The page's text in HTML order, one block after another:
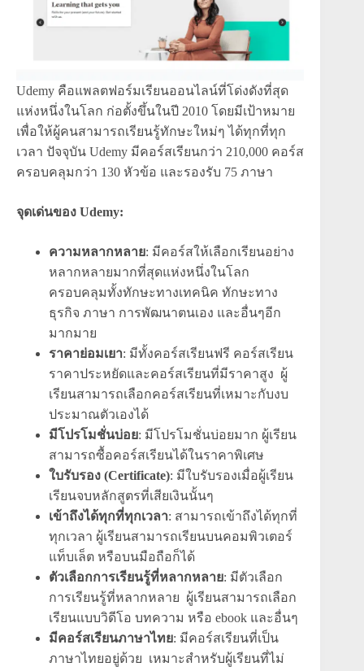
Udemy คือแพลตฟอร์มเรียนออนไลน์ที่โด่งดังที่สุด
แห่งหนึ่งในโลก ก่อตั้งขึ้นในปี 2010 โดยมีเป้าหมาย
เพื่อให้ผู้คนสามารถเรียนรู้ทักษะใหม่ๆ ได้ทุกที่ทุก
เวลา ปัจจุบัน Udemy มีคอร์สเรียนกว่า 210,000 คอร์ส
ครอบคลุมกว่า 130 หัวข้อ และรองรับ 75 ภาษา
จุดเด่นของ Udemy:
ความหลากหลาย: มีคอร์สให้เลือกเรียนอย่าง
หลากหลายมากที่สุดแห่งหนึ่งในโลก
ครอบคลุมทั้งทักษะทางเทคนิค ทักษะทาง
ธุรกิจ ภาษา การพัฒนาตนเอง และอื่นๆอีก
มากมาย
ราคาย่อมเยา: มีทั้งคอร์สเรียนฟรี คอร์สเรียน
ราคาประหยัดและคอร์สเรียนที่มีราคาสูง ผู้
เรียนสามารถเลือกคอร์สเรียนที่เหมาะกับงบ
ประมาณตัวเองได้
มีโปรโมชั่นบ่อย: มีโปรโมชั่นบ่อยมาก ผู้เรียน
สามารถซื้อคอร์สเรียนได้ในราคาพิเศษ
ใบรับรอง (Certificate): มีใบรับรองเมื่อผู้เรียน
เรียนจบหลักสูตรที่เสียเงินนั้นๆ
เข้าถึงได้ทุกที่ทุกเวลา: สามารถเข้าถึงได้ทุกที่
ทุกเวลา ผู้เรียนสามารถเรียนบนคอมพิวเตอร์
แท็บเล็ต หรือบนมือถือก็ได้
ตัวเลือกการเรียนรู้ที่หลากหลาย: มีตัวเลือก
การเรียนรู้ที่หลากหลาย ผู้เรียนสามารถเลือก
เรียนแบบวิดีโอ บทความ หรือ ebook และอื่นๆ
มีคอร์สเรียนภาษาไทย: มีคอร์สเรียนที่เป็น
ภาษาไทยอยู่ด้วย เหมาะสำหรับผู้เรียนที่ไม่